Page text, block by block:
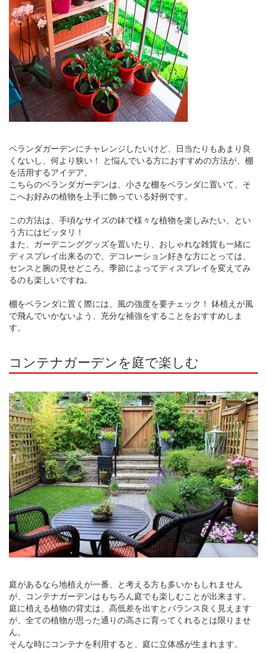
ベランダガーデンにチャレンジしたいけど、日当たりもあまり良
くないし、何より狭い！ と悩んでいる方におすすめの方法が、棚
を活用するアイデア。
こちらのベランダガーデンは、小さな棚をベランダに置いて、そ
こへお好みの植物を上手に飾っている好例です。
この方法は、手頃なサイズの鉢で様々な植物を楽しみたい、とい
う方にはピッタリ！
また、ガーデニンググッズを置いたり、おしゃれな雑貨も一緒に
ディスプレイ出来るので、デコレーション好きな方にとっては、
センスと腕の見せどころ。季節によってディスプレイを変えてみ
るのも楽しいですね。
棚をベランダに置く際には、風の強度を要チェック！ 鉢植えが風
で飛んでいかないよう、充分な補強をすることをおすすめしま
す。
コンテナガーデンを庭で楽しむ
庭があるなら地植えが一番、と考える方も多いかもしれません
が、コンテナガーデンはもちろん庭でも楽しむことが出来ます。
庭に植える植物の背丈は、高低差を出すとバランス良く見えます
が、全ての植物が思った通りの高さに育ってくれるとは限りませ
ん。
そんな時にコンテナを利用すると、庭に立体感が生まれます。